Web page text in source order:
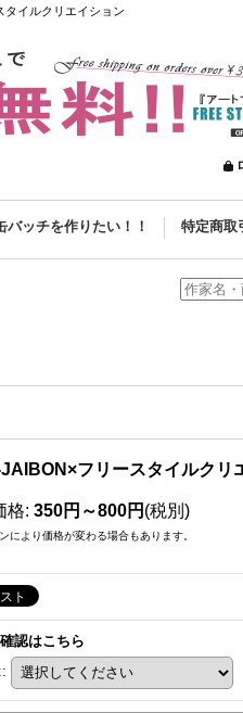
タイルクリエイション
バッチを作りたい！！ 特定商取
フリースタイルクリ
格: 350円～800円 (税別)
により価格が変わる場合もあります。
認はこちら
: